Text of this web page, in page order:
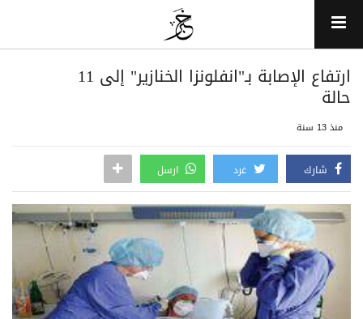
ارتفاع الإصابة بـ"انفلونزا الخنازير" إلى 11
حالة
منذ 13 سنة
شارك غرد ارسل